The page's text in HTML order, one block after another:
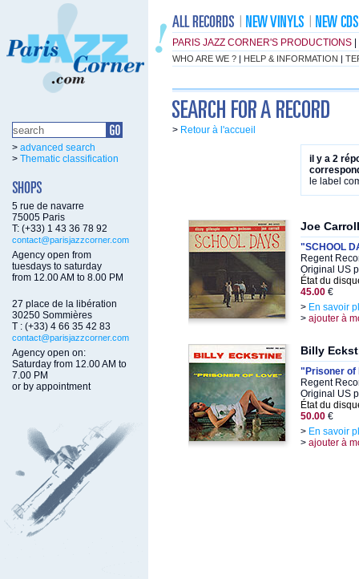
PARIS JAZZ CORNER'S PRODUCTIONS
WHO ARE WE ? | HELP & INFORMATION |
> advanced search
> Thematic classification
5 rue de navarre
75005 Paris
T: (+33) 1 43 36 78 92
contact@parisjazzcorner.com
Agency open from
tuesdays to saturday
from 12.00 AM to 8.00 PM
27 place de la libération
30250 Sommières
T : (+33) 4 66 35 42 83
contact@parisjazzcorner.com
Agency open on:
Saturday from 12.00 AM to
7.00 PM
or by appointment
> Retour à l'accueil
il y a 2
le label
Joe
"SCHOOL
Regent
Original US
État du
45.00 €
> En savoir
> ajouter à
Billy
"Prisoner of
Regent
Original US
État du
50.00 €
> En savoir
> ajouter à